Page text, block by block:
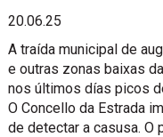
20.06.25
A traída municipal de
e outras zonas baixas
nos últimos días picos
O Concello da Estrada
de detectar a casusa. O